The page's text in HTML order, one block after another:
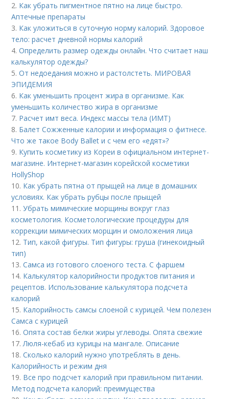
2. Как убрать пигментное пятно на лице быстро.
Аптечные препараты
3. Как уложиться в суточную норму калорий. Здоровое
тело: расчет дневной нормы калорий
4.Определить размер одежды онлайн. Что считает наш
калькулятор одежды?
5.От недоедания можно и растолстеть. МИРОВАЯ
ЭПИДЕМИЯ
6. Как уменьшить процент жира в организме. Как
уменьшить количество жира в организме
7. Расчет имт веса. Индекс массы тела (ИМТ)
8. Балет Сожженные калории и информация о фитнесе.
Что же такое Body Ballet и с чем его «едят»?
9. Купить косметику из Кореи в официальном интернет-
магазине. Интернет-магазин корейской косметики
HollyShop
10. Как убрать пятна от прыщей на лице в домашних
условиях. Как убрать рубцы после прыщей
11.Убрать мимические морщины вокруг глаз
косметология. Косметологические процедуры для
коррекции мимических морщин и омоложения лица
12. Тип, какой фигуры. Тип фигуры: груша (гинекоидный
тип)
13.Самса из готового слоеного теста. С фаршем
14. Калькулятор калорийности продуктов питания и
рецептов. Использование калькулятора подсчета
калорий
15. Калорийность самсы слоеной с курицей. Чем полезен
Самса с курицей
16.Опята состав белки жиры углеводы. Опята свежие
17.Люля-кебаб из курицы на мангале. Описание
18.Сколько калорий нужно употреблять в день.
Калорийность и режим дня
19. Все про подсчет калорий при правильном питании.
Метод подсчета калорий: преимущества